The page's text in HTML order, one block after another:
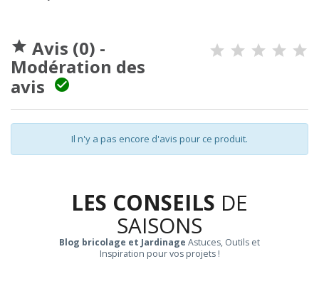
 Avis (0) -
Modération des
avis

Il n'y a pas encore d'avis pour ce produit.
LES CONSEILS DE
SAISONS
Blog bricolage et Jardinage Astuces, Outils et
Inspiration pour vos projets !